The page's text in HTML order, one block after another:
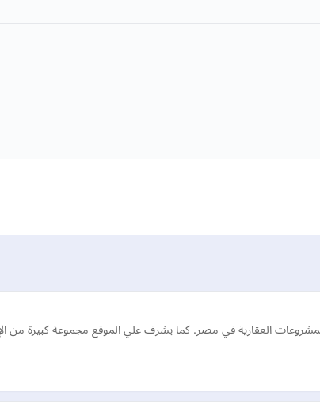
العقارية في مصر. كما يشرف علي الموقع مجموعة كبيرة من